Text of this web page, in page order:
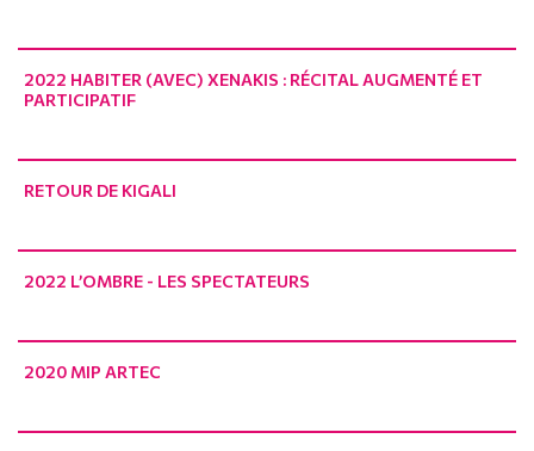
2022 HABITER (AVEC) XENAKIS : RÉCITAL AUGMENTÉ ET
PARTICIPATIF
RETOUR DE KIGALI
2022 L’OMBRE - LES SPECTATEURS
2020 MIP ARTEC